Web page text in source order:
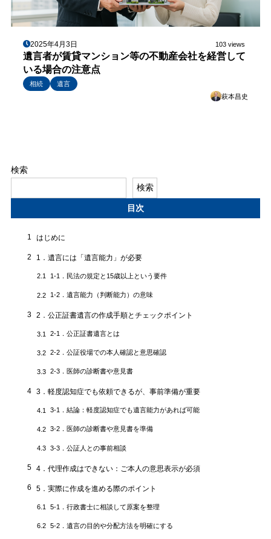
2025年4月3日 103 views
遺言者が賃貸マンション等の不動産会社を経営して
いる場合の注意点
相続
遺言
萩本昌史
検索
検索
目次
1 はじめに
2 1．遺言には「遺言能力」が必要
2.1 1-1．民法の規定と15歳以上という要件
2.2 1-2．遺言能力（判断能力）の意味
3 2．公正証書遺言の作成手順とチェックポイント
3.1 2-1．公正証書遺言とは
3.2 2-2．公証役場での本人確認と意思確認
3.3 2-3．医師の診断書や意見書
4 3．軽度認知症でも依頼できるが、事前準備が重要
4.1 3-1．結論：軽度認知症でも遺言能力があれば可能
4.2 3-2．医師の診断書や意見書を準備
4.3 3-3．公証人との事前相談
5 4．代理作成はできない：ご本人の意思表示が必須
6 5．実際に作成を進める際のポイント
6.1 5-1．行政書士に相談して原案を整理
6.2 5-2．遺言の目的や分配方法を明確にする